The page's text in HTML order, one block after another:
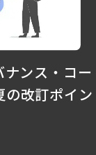
ナンス・コー
の改訂ポイン